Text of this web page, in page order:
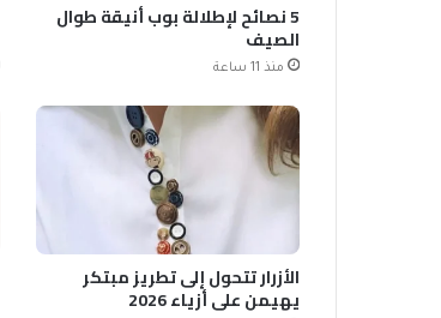
5 نصائح لإطلالة بوب أنيقة طوال
الصيف
منذ 11 ساعة
الأزرار تتحول إلى تطريز مبتكر
يهيمن على أزياء 2026